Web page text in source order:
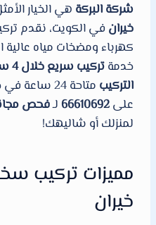
شركة البركة هي الخيار
خيران في الكويت، نقدم
كهرباء ومضخات مياه عالية
خدمةتركيب سريع خلال 4 ساعات
التركيب
متاحة 24
على66610692 لـفحص
لمنزلك أو شاليهك!
مميزات تركيب
خيران